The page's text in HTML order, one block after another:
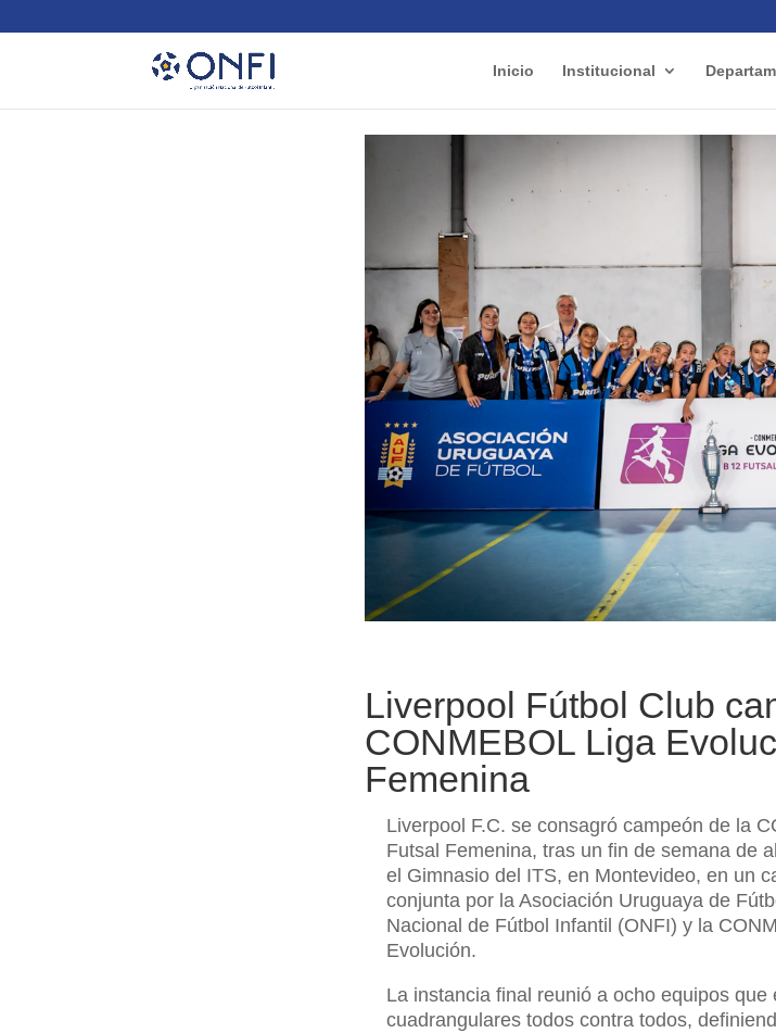
Inicio Institucional
Liverpool Fútbol Club
CONMEBOL Liga
Femenina
Liverpool F.C. se consagró campeón de la
Futsal Femenina, tras un fin de semana de
el Gimnasio del ITS, en Montevideo, en un
conjunta por la Asociación Uruguaya de
Nacional de Fútbol Infantil (ONFI) y la
Evolución.
La instancia final reunió a ocho equipos
cuadrangulares todos contra todos,